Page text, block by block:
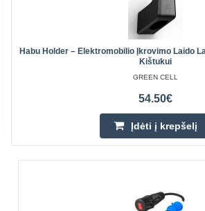
Habu Holder – Elektromobilio Įkrovimo Laido
Kištukui
GREEN CELL
54.50€
Įdėti į krepšelį